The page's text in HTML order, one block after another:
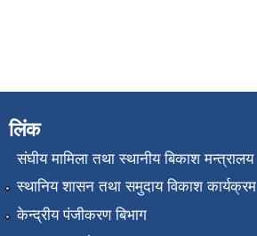
लिंक
संघीय मामिला तथा स्थानीय बिकाश मन्त्रालय
स्थानिय शासन तथा समुदाय विकाश कार्यक्रम
केन्द्रीय पंजीकरण बिभाग